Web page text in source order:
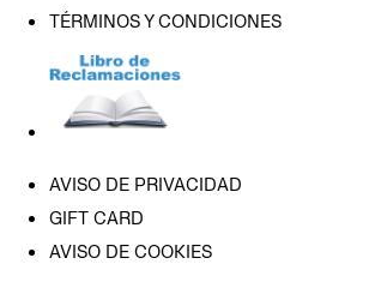
TÉRMINOS Y CONDICIONES
AVISO DE PRIVACIDAD
GIFT CARD
AVISO DE COOKIES